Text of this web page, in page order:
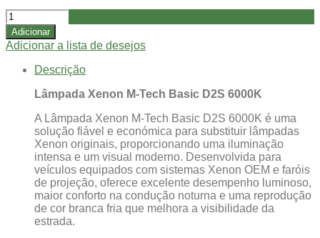
Quantidade
de
Lâmpada
Xenon
6000K
Adicionar
Adicionar a lista de desejos
Descrição
Lâmpada Xenon M-Tech Basic D2S 6000K
A Lâmpada Xenon M-Tech Basic D2S 6000K é uma
solução fiável e económica para substituir lâmpadas
Xenon originais, proporcionando uma iluminação
intensa e um visual moderno. Desenvolvida para
veículos equipados com sistemas Xenon OEM e faróis
de projeção, oferece excelente desempenho luminoso,
maior conforto na condução noturna e uma reprodução
de cor branca fria que melhora a visibilidade da
estrada.